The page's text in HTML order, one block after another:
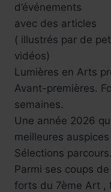
d’événements
avec des articles
( illustrés par de
vidéos)
Lumières en Arts
Avant-premières.
semaines.
Une année 2026
meilleures
Sélections parcours.
Parmi ses coups
forts du 7ème Art ,